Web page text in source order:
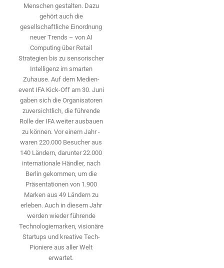
Menschen gestalten. Dazu
gehört auch die
gesellschaftliche Einordnung
neuer Trends – von AI
Computing über Retail
Strategien bis zu sensorischer
Intelligenz im smarten
Zuhause. Auf dem Medien­
event IFA Kick-Off am 30. Juni
gaben sich die Organisatoren
zuversichtlich, die führende
Rolle der IFA weiter ausbauen
zu können. Vor einem Jahr ­
waren 220.000 Besucher aus
140 ­Ländern, ­darunter 22.000
internationale Händler, nach
Berlin gekommen, um die
Präsen­tationen von 1.900
Marken aus 49 Ländern zu
erleben. Auch in diesem Jahr
werden wieder führende
Technologiemarken, visionäre
Startups und ­kreative Tech-
Pioniere aus aller Welt
erwartet.